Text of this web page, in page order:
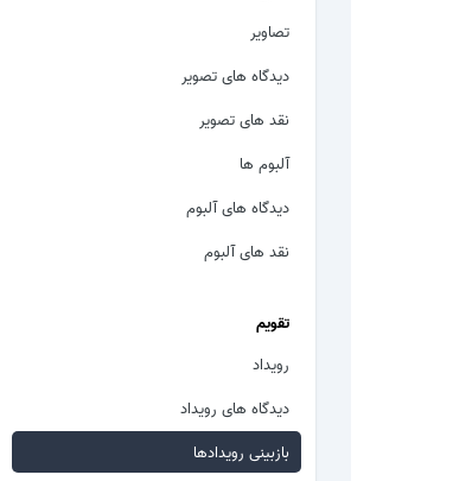
تصاویر
دیدگاه های تصویر
نقد های تصویر
آلبوم ها
دیدگاه های آلبوم
نقد های آلبوم
تقویم
رویداد
دیدگاه های رویداد
بازبینی رویدادها